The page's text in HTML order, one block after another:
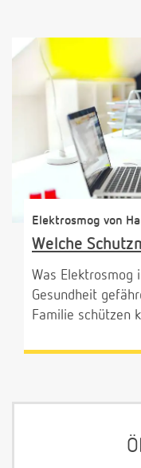
Elektrosmog von
Welche
Was Elektrosmog
Gesundheit
Familie schützen